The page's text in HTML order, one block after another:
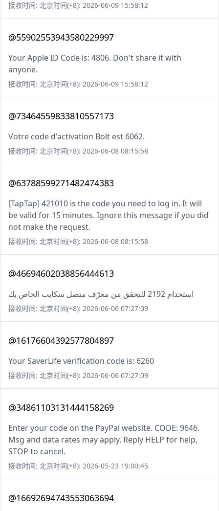
接收时间: 北京时间(+8): 2026-06-09 15:58:12
@55902553943580229997
Your Apple ID Code is: 4806. Don't share it with
anyone.
接收时间: 北京时间(+8): 2026-06-09 15:58:12
@73464559833810557173
Votre code d'activation Bolt est 6062.
接收时间: 北京时间(+8): 2026-06-08 08:15:58
@63788599271482474383
[TapTap] 421010 is the code you need to log in. It will
be valid for 15 minutes. Ignore this message if you did
not make the request.
接收时间: 北京时间(+8): 2026-06-08 08:15:58
@46694602038856444613
استخدام 2192 للتحقق من معرّف متصل سكايب الخاص بك
接收时间: 北京时间(+8): 2026-06-06 07:27:09
@16176604392577804897
Your SaverLife verification code is: 6260
接收时间: 北京时间(+8): 2026-06-06 07:27:09
@34861103131444158269
Enter your code on the PayPal website. CODE: 9646.
Msg and data rates may apply. Reply HELP for help,
STOP to cancel.
接收时间: 北京时间(+8): 2026-05-23 19:00:45
@16692694743553063694